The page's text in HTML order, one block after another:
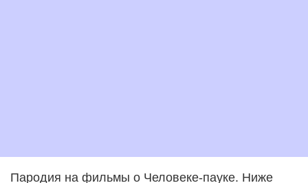
Пародия на фильмы о Человеке-пауке. Ниже